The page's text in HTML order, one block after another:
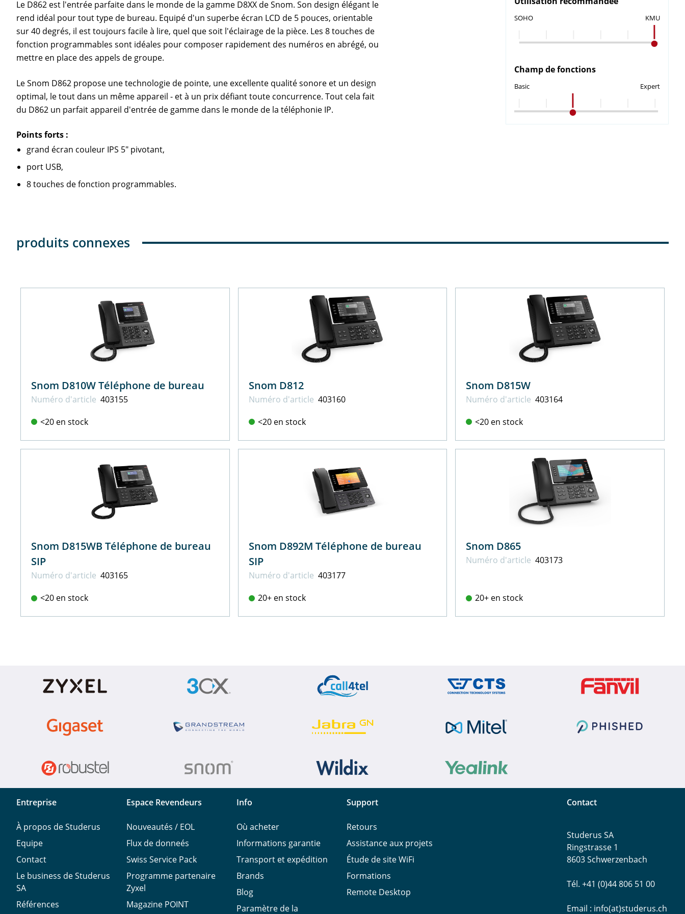
Le D862 est l'entrée parfaite dans le monde de la gamme D8XX de Snom. Son design élégant le
rend idéal pour tout type de bureau. Equipé d'un superbe écran LCD de 5 pouces, orientable
sur 40 degrés, il est toujours facile à lire, quel que soit l'éclairage de la pièce. Les 8 touches de
fonction programmables sont idéales pour composer rapidement des numéros en abrégé, ou
mettre en place des appels de groupe.
Le Snom D862 propose une technologie de pointe, une excellente qualité sonore et un design
optimal, le tout dans un même appareil - et à un prix défiant toute concurrence. Tout cela fait
du D862 un parfait appareil d'entrée de gamme dans le monde de la téléphonie IP.
Points forts :
grand écran couleur IPS 5" pivotant,
port USB,
8 touches de fonction programmables.
SOHO KMU
Champ de fonctions
Basic Expert
produits connexes
Snom D810W Téléphone de bureau
Numéro d'article 403155
<20 en stock
Snom D812
Numéro d'article 403160
<20 en stock
Snom D815W
Numéro d'article 403164
<20 en stock
Snom D815WB Téléphone de bureau
SIP
Numéro d'article 403165
<20 en stock
Snom D892M Téléphone de bureau
SIP
Numéro d'article 403177
20+ en stock
Snom D865
Numéro d'article 403173
20+ en stock
Entreprise
À propos de Studerus
Equipe
Contact
Le business de Studerus
SA
Références
Espace Revendeurs
Nouveautés / EOL
Flux de donneés
Swiss Service Pack
Programme partenaire
Zyxel
Magazine POINT
Info
Où acheter
Informations garantie
Transport et expédition
Brands
Blog
Paramètre de la
Support
Retours
Assistance aux projets
Étude de site WiFi
Formations
Remote Desktop
Contact
Studerus SA
Ringstrasse 1
8603 Schwerzenbach
Tél. +41 (0)44 806 51 00
Email : info(at)studerus.ch